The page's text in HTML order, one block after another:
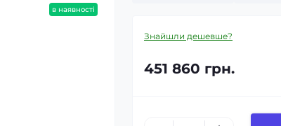
в наявності
Знайшли дешевше?
451 860 грн.